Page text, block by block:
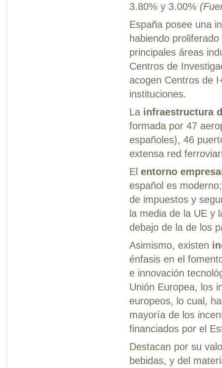
3.80% y 3.00%
España posee una
habiendo
principales áreas
Centros de
acogen Centros de
instituciones.
La infraestructura
formada por 47
españoles), 46
extensa red
El entorno
español es
de impuestos y
la media de la UE y
debajo de la de los
Asimismo, existen
énfasis en el
e innovación
Unión Europea, los
europeos, lo cual,
mayoría de los
financiados por el
Destacan por su
bebidas, y del